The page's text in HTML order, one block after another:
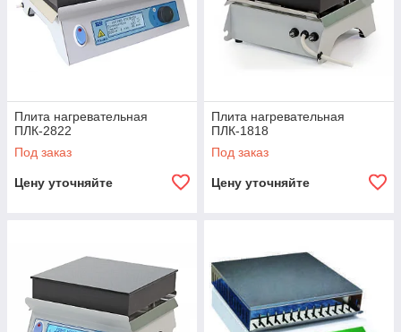
Плита нагревательная
ПЛК-2822
Под заказ
Цену уточняйте
Плита нагревательная
ПЛК-1818
Под заказ
Цену уточняйте